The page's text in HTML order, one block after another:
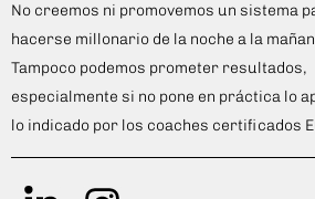
No creemos ni promovemos un sistema
hacerse millonario de la noche a la
Tampoco podemos prometer resultados,
especialmente si no pone en práctica lo
lo indicado por los coaches certificados